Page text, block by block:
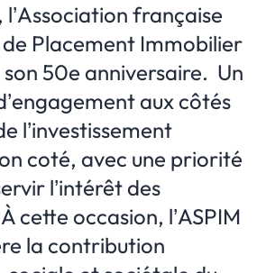
française
de Placement Immobilier
son 50e anniversaire. Un
aux côtés
l’investissement
coté, avec une priorité
l’intérêt des
cette occasion, l’ASPIM
la contribution